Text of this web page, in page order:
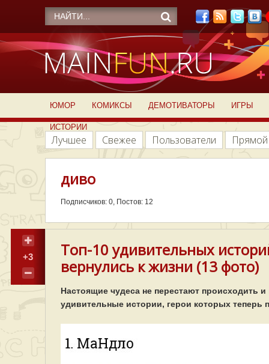
ЮМОР КОМИКСЫ ДЕМОТИВАТОРЫ ИГРЫ
ИСТОРИИ
Лучшее Свежее Пользователи
диво
Подписчиков: 0, Постов: 12
+3
Топ-10 удивительных
вернулись к жизни (13 фото)
Настоящие чудеса не перестают происходить
удивительные истории, герои которых теперь